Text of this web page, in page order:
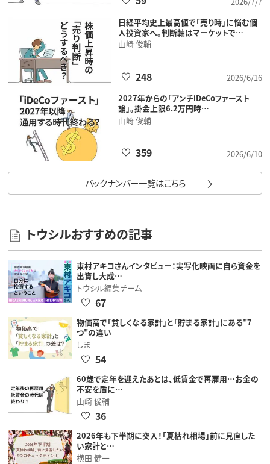
日経平均史上最高値で「売り時」に悩む個
人投資家へ。判断軸はマーケットで…
山崎 俊輔
2026/6/16
248
2027年からの「アンチiDeCoファースト
論」。掛金上限6.2万円時…
山崎 俊輔
2026/6/10
359
バックナンバー一覧はこちら
トウシルおすすめの記事
東村アキコさんインタビュー：実写化映画に自ら資金を
出資し大成…
トウシル編集チーム
67
物価高で「貧しくなる家計」と「貯まる家計」にある"7
つ"の違い
しま
54
60歳で定年を迎えたあとは、低賃金で再雇用…お金の
不安を盾に…
山崎 俊輔
36
2026年も下半期に突入！「夏枯れ相場」前に見直した
い家計と…
横田 健一